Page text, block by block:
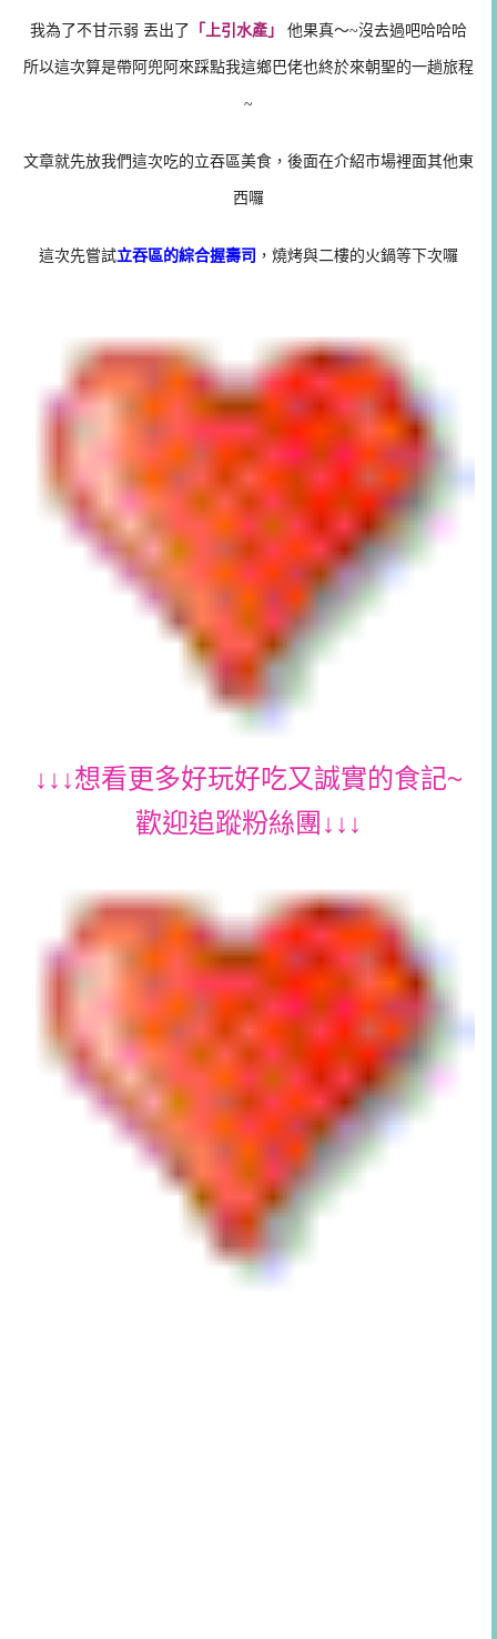
我為了不甘示弱 丟出了 「上引水產」 他果真～~沒去過吧哈哈哈
所以這次算是帶阿兜阿來踩點我這鄉巴佬也終於來朝聖的一趟旅程
~
文章就先放我們這次吃的立吞區美食，後面在介紹市場裡面其他東
西囉
這次先嘗試立吞區的綜合握壽司 ，燒烤與二樓的火鍋等下次囉
↓↓↓想看更多好玩好吃又誠實的食記~
歡迎追蹤粉絲團↓↓↓